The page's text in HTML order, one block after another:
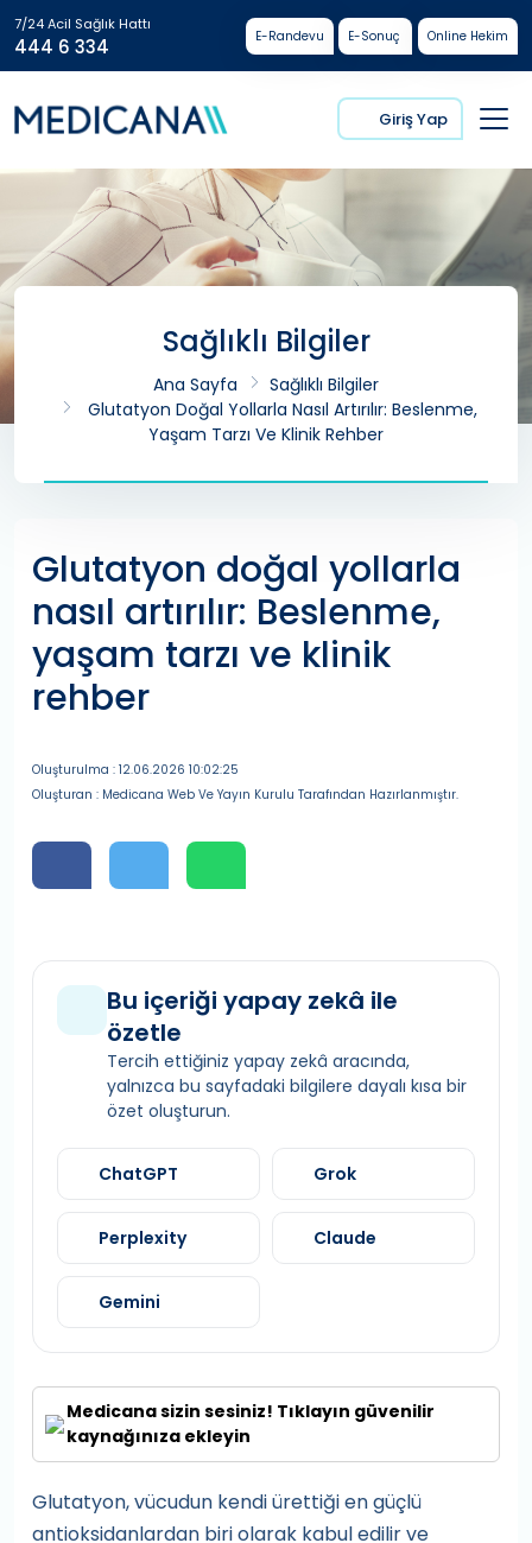
7/24 Acil Sağlık Hattı
444 6 334 E-Randevu E-Sonuç Online Hekim
Giriş Yap
Sağlıklı Bilgiler
Ana Sayfa
Sağlıklı Bilgiler
Glutatyon Doğal Yollarla Nasıl Artırılır: Beslenme,
Yaşam Tarzı Ve Klinik Rehber
Glutatyon doğal yollarla
nasıl artırılır: Beslenme,
yaşam tarzı ve klinik
rehber
Oluşturulma : 12.06.2026 10:02:25
Oluşturan : Medicana Web Ve Yayın Kurulu Tarafından Hazırlanmıştır.
Bu içeriği yapay zekâ ile
özetle
Tercih ettiğiniz yapay zekâ aracında,
yalnızca bu sayfadaki bilgilere dayalı kısa bir
özet oluşturun.
ChatGPT Grok
Perplexity Claude
Gemini
Medicana sizin sesiniz! Tıklayın güvenilir
kaynağınıza ekleyin
Glutatyon, vücudun kendi ürettiği en güçlü
antioksidanlardan biri olarak kabul edilir ve